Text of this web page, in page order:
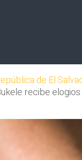
de El
recibe